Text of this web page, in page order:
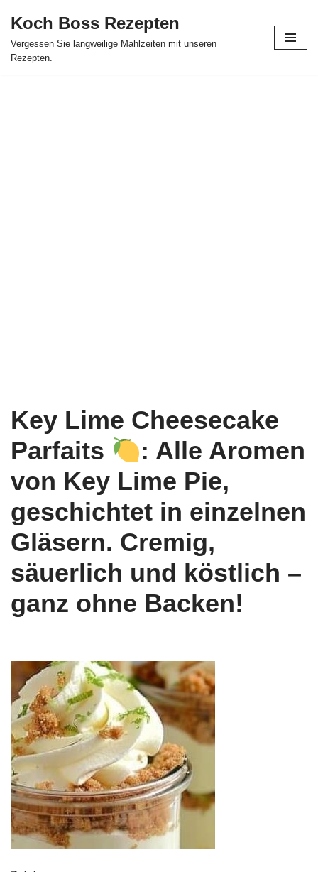
Skip
to
Koch Boss Rezepten
Vergessen Sie langweilige Mahlzeiten mit unseren
Rezepten.
Key Lime Cheesecake
Parfaits
: Alle Aromen
von Key Lime Pie,
geschichtet in einzelnen
Gläsern. Cremig,
säuerlich und köstlich –
ganz ohne Backen!